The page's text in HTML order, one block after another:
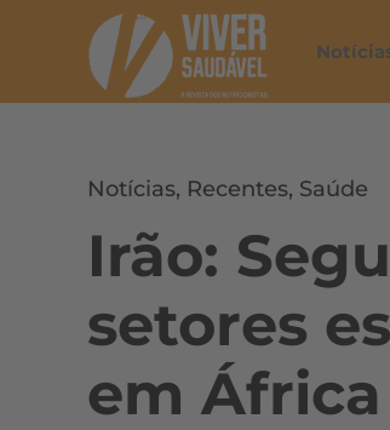
Notícias, Recentes, Saúde
Irão:
setores
em África